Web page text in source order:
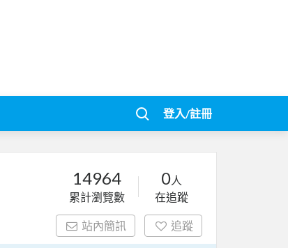
登入/註冊
14964
累計瀏覽數
0人
在追蹤
站內簡訊 追蹤